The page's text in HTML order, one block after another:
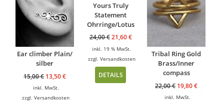
Ear climber Plain/
silber
15,00€ 13,50€
inkl. MwSt.
zzgl.Versandkosten
Yours Truly
Statement
Ohrringe/Lotus
24,00€ 21,60€
inkl. 19 % MwSt.
zzgl. Versandkosten
DETAILS
Tribal Ring Gold
Brass/Inner
compass
22,00€ 19,80€
inkl. MwSt.